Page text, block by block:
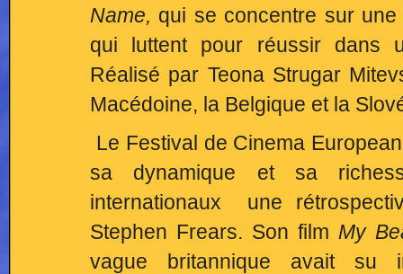
Name, qui se concentre sur
qui luttent pour réussir dans
Réalisé par Teona Strugar
Macédoine, la Belgique et la
Le Festival de Cinema
sa dynamique et sa
internationaux une
Stephen Frears. Son film My
vague britannique avait su